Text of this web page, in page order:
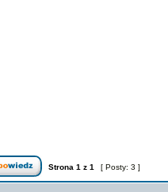
Strona 1 z 1 [ Posty: 3 ]